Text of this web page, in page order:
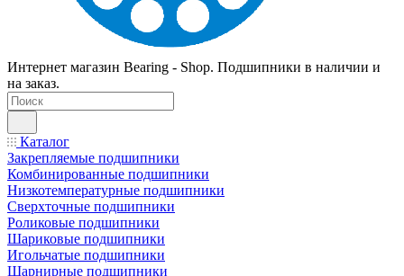
Интернет магазин Bearing - Shop. Подшипники в наличии и
на заказ.
Каталог
Закрепляемые подшипники
Комбинированные подшипники
Низкотемпературные подшипники
Сверхточные подшипники
Роликовые подшипники
Шариковые подшипники
Игольчатые подшипники
Шарнирные подшипники